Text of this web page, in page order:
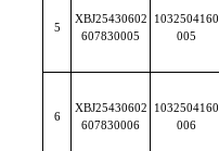
5
XBJ25430602
607830005
1032504160
005
6
XBJ25430602
607830006
1032504160
006